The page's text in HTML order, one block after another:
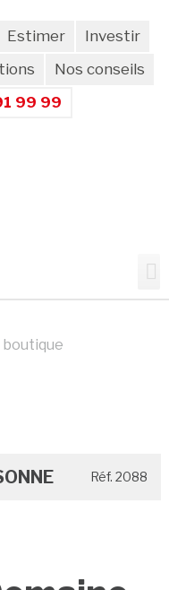
Estimer
Investir
Nos conseils
99 99
boutique
Réf. 2088